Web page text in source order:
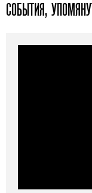
СОБЫТИЯ,